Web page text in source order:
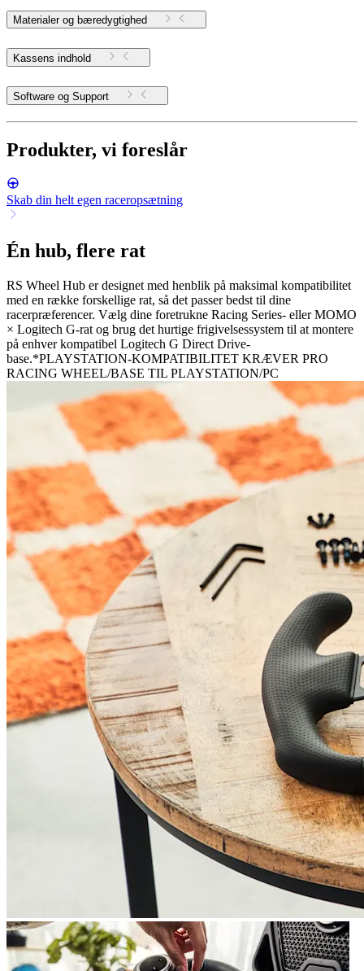
Materialer og bæredygtighed
Kassens indhold
Software og Support
Produkter, vi foreslår
Skab din helt egen raceropsætning
Én hub, flere rat
RS Wheel Hub er designet med henblik på maksimal kompatibilitet
med en række forskellige rat, så det passer bedst til dine
racerpræferencer. Vælg dine foretrukne Racing Series- eller MOMO
× Logitech G-rat og brug det hurtige frigivelsessystem til at montere
på enhver kompatibel Logitech G Direct Drive-
base.*PLAYSTATION-KOMPATIBILITET KRÆVER PRO
RACING WHEEL/BASE TIL PLAYSTATION/PC